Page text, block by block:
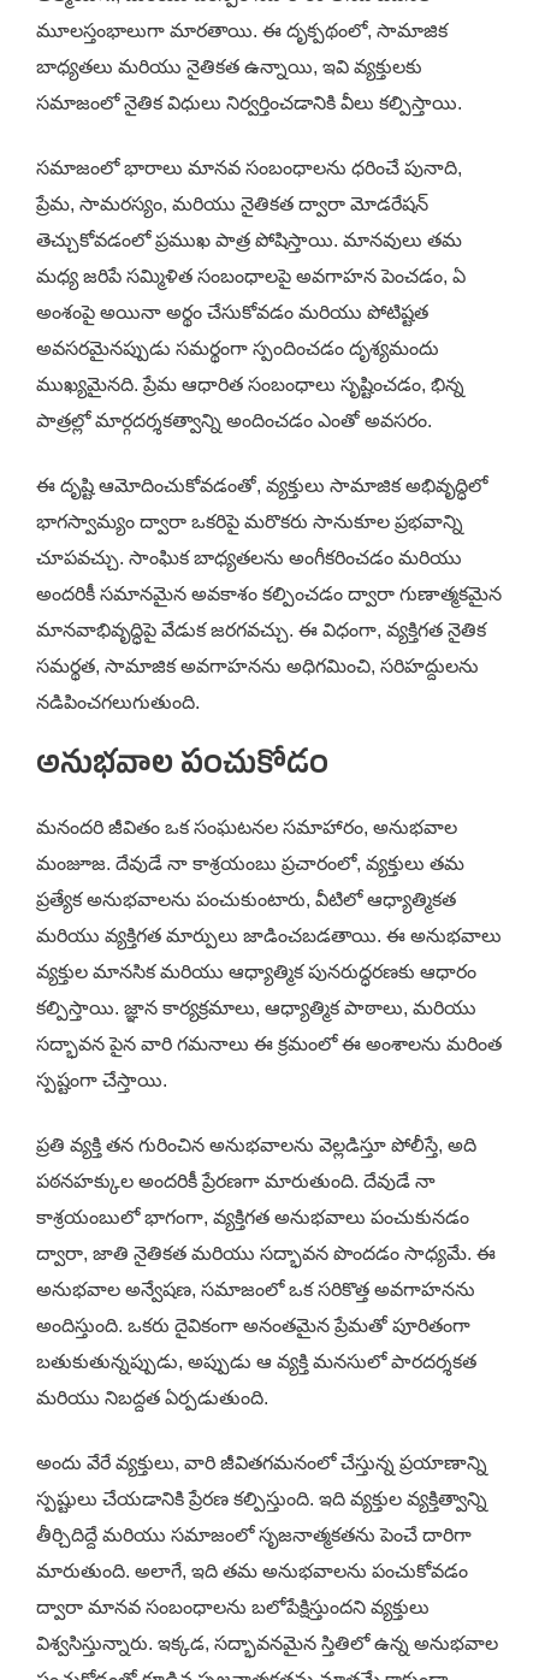
మూలస్తంభాలుగా మారతాయి. ఈ దృక్పథంలో, సామాజిక
బాధ్యతలు మరియు నైతికత ఉన్నాయి, ఇవి వ్యక్తులకు
సమాజంలో నైతిక విధులు నిర్వర్తించడానికి వీలు కల్పిస్తాయి.
సమాజంలో భారాలు మానవ సంబంధాలను ధరించే పునాది,
ప్రేమ, సామరస్యం, మరియు నైతికత ద్వారా మోడరేషన్
తెచ్చుకోవడంలో ప్రముఖ పాత్ర పోషిస్తాయి. మానవులు తమ
మధ్య జరిపే సమ్మిళిత సంబంధాలపై అవగాహన పెంచడం, ఏ
అంశంపై అయినా అర్థం చేసుకోవడం మరియు పోటిష్టత
అవసరమైనప్పుడు సమర్థంగా స్పందించడం దృశ్యమందు
ముఖ్యమైనది. ప్రేమ ఆధారిత సంబంధాలు సృష్టించడం, భిన్న
పాత్రల్లో మార్గదర్శకత్వాన్ని అందించడం ఎంతో అవసరం.
ఈ దృష్టి ఆమోదించుకోవడంతో, వ్యక్తులు సామాజిక అభివృద్ధిలో
భాగస్వామ్యం ద్వారా ఒకరిపై మరొకరు సానుకూల ప్రభవాన్ని
చూపవచ్చు. సాంఘిక బాధ్యతలను అంగీకరించడం మరియు
అందరికీ సమానమైన అవకాశం కల్పించడం ద్వారా గుణాత్మకమైన
మానవాభివృద్ధిపై వేడుక జరగవచ్చు. ఈ విధంగా, వ్యక్తిగత నైతిక
సమర్థత, సామాజిక అవగాహనను అధిగమించి, సరిహద్దులను
నడిపించగలుగుతుంది.
అనుభవాల పంచుకోడం
మనందరి జీవితం ఒక సంఘటనల సమాహారం, అనుభవాల
మంజూజ. దేవుడే నా కాశ్రయంబు ప్రచారంలో, వ్యక్తులు తమ
ప్రత్యేక అనుభవాలను పంచుకుంటారు, వీటిలో ఆధ్యాత్మికత
మరియు వ్యక్తిగత మార్పులు జాడించబడతాయి. ఈ అనుభవాలు
వ్యక్తుల మానసిక మరియు ఆధ్యాత్మిక పునరుద్ధరణకు ఆధారం
కల్పిస్తాయి. జ్ఞాన కార్యక్రమాలు, ఆధ్యాత్మిక పాఠాలు, మరియు
సద్భావన పైన వారి గమనాలు ఈ క్రమంలో ఈ అంశాలను మరింత
స్పష్టంగా చేస్తాయి.
ప్రతి వ్యక్తి తన గురించిన అనుభవాలను వెల్లడిస్తూ పోలీస్తే, అది
పఠనహక్కుల అందరికీ ప్రేరణగా మారుతుంది. దేవుడే నా
కాశ్రయంబులో భాగంగా, వ్యక్తిగత అనుభవాలు పంచుకునడం
ద్వారా, జాతి నైతికత మరియు సద్భావన పొందడం సాధ్యమే. ఈ
అనుభవాల అన్వేషణ, సమాజంలో ఒక సరికొత్త అవగాహనను
అందిస్తుంది. ఒకరు దైవికంగా అనంతమైన ప్రేమతో పూరితంగా
బతుకుతున్నప్పుడు, అప్పుడు ఆ వ్యక్తి మనసులో పారదర్శకత
మరియు నిబద్దత ఏర్పడుతుంది.
అందు వేరే వ్యక్తులు, వారి జీవితగమనంలో చేస్తున్న ప్రయాణాన్ని
స్పష్టులు చేయడానికి ప్రేరణ కల్పిస్తుంది. ఇది వ్యక్తుల వ్యక్తిత్వాన్ని
తీర్చిదిద్దే మరియు సమాజంలో సృజనాత్మకతను పెంచే దారిగా
మారుతుంది. అలాగే, ఇది తమ అనుభవాలను పంచుకోవడం
ద్వారా మానవ సంబంధాలను బలోపేక్షిస్తుందని వ్యక్తులు
విశ్వసిస్తున్నారు. ఇక్కడ, సద్భావనమైన స్తితిలో ఉన్న అనుభవాల